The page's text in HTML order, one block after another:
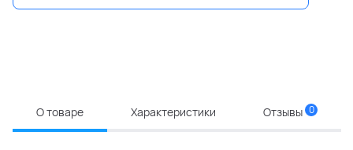
О товаре Характеристики Отзывы 0